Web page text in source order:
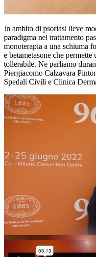
In ambito di psoriasi lieve
paradigma nel trattamento
monoterapia a una schiuma
e betametasone che
tollerabile. Ne parliamo
Piergiacomo Calzavara
Spedali Civili e Clinica